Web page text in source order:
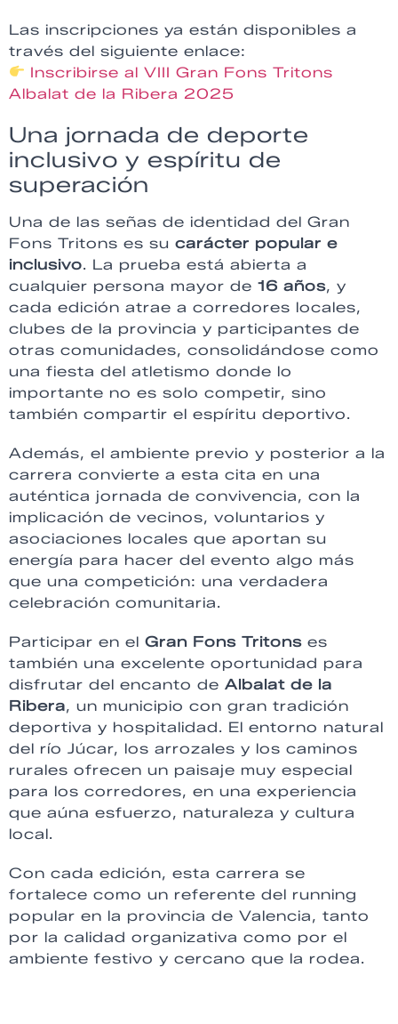
Las inscripciones ya están disponibles a
través del siguiente enlace:
Inscribirse al VIII Gran Fons Tritons
Albalat de la Ribera 2025
Una jornada de deporte
inclusivo y espíritu de
superación
Una de las señas de identidad del Gran
Fons Tritons es su carácter popular e
inclusivo. La prueba está abierta a
cualquier persona mayor de 16 años, y
cada edición atrae a corredores locales,
clubes de la provincia y participantes de
otras comunidades, consolidándose como
una fiesta del atletismo donde lo
importante no es solo competir, sino
también compartir el espíritu deportivo.
Además, el ambiente previo y posterior a la
carrera convierte a esta cita en una
auténtica jornada de convivencia, con la
implicación de vecinos, voluntarios y
asociaciones locales que aportan su
energía para hacer del evento algo más
que una competición: una verdadera
celebración comunitaria.
Participar en el Gran Fons Tritons es
también una excelente oportunidad para
disfrutar del encanto de Albalat de la
Ribera, un municipio con gran tradición
deportiva y hospitalidad. El entorno natural
del río Júcar, los arrozales y los caminos
rurales ofrecen un paisaje muy especial
para los corredores, en una experiencia
que aúna esfuerzo, naturaleza y cultura
local.
Con cada edición, esta carrera se
fortalece como un referente del running
popular en la provincia de Valencia, tanto
por la calidad organizativa como por el
ambiente festivo y cercano que la rodea.